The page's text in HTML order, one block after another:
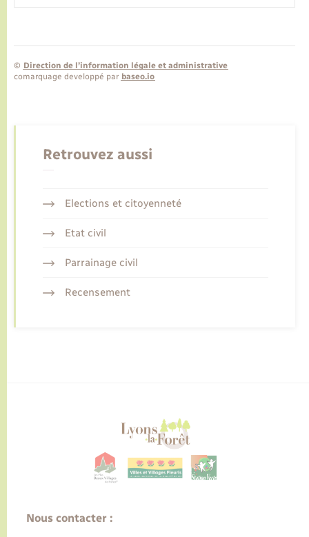
© Direction de l’information légale et administrative
comarquage developpé par baseo.io
Retrouvez aussi
Elections et citoyenneté
Etat civil
Parrainage civil
Recensement
Nous contacter :